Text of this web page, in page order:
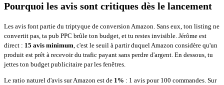
Pourquoi les avis sont critiques dès le lancement
Les avis font partie du triptyque de conversion Amazon. Sans eux, ton listing ne
convertit pas, ta pub PPC brûle ton budget, et tu restes invisible. Jérôme est
direct : 15 avis minimum , c'est le seuil à partir duquel Amazon considère qu'un
produit est prêt à recevoir du trafic payant sans perdre d'argent. En dessous, tu
jettes ton budget publicitaire par les fenêtres.
Le ratio naturel d'avis sur Amazon est de 1% : 1 avis pour 100 commandes. Sur